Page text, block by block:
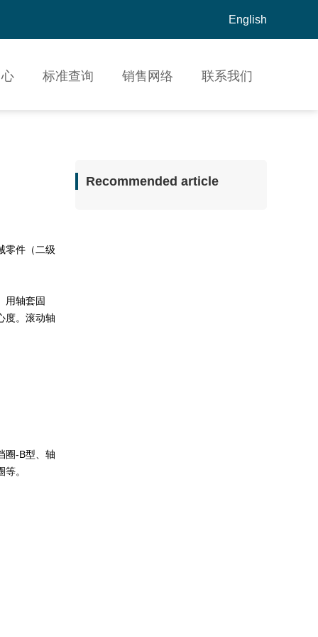
English
标准查询 销售网络 联系我们
零件（二级
用轴套固
度。滚动轴
圈-B型、轴
。
Recommended article